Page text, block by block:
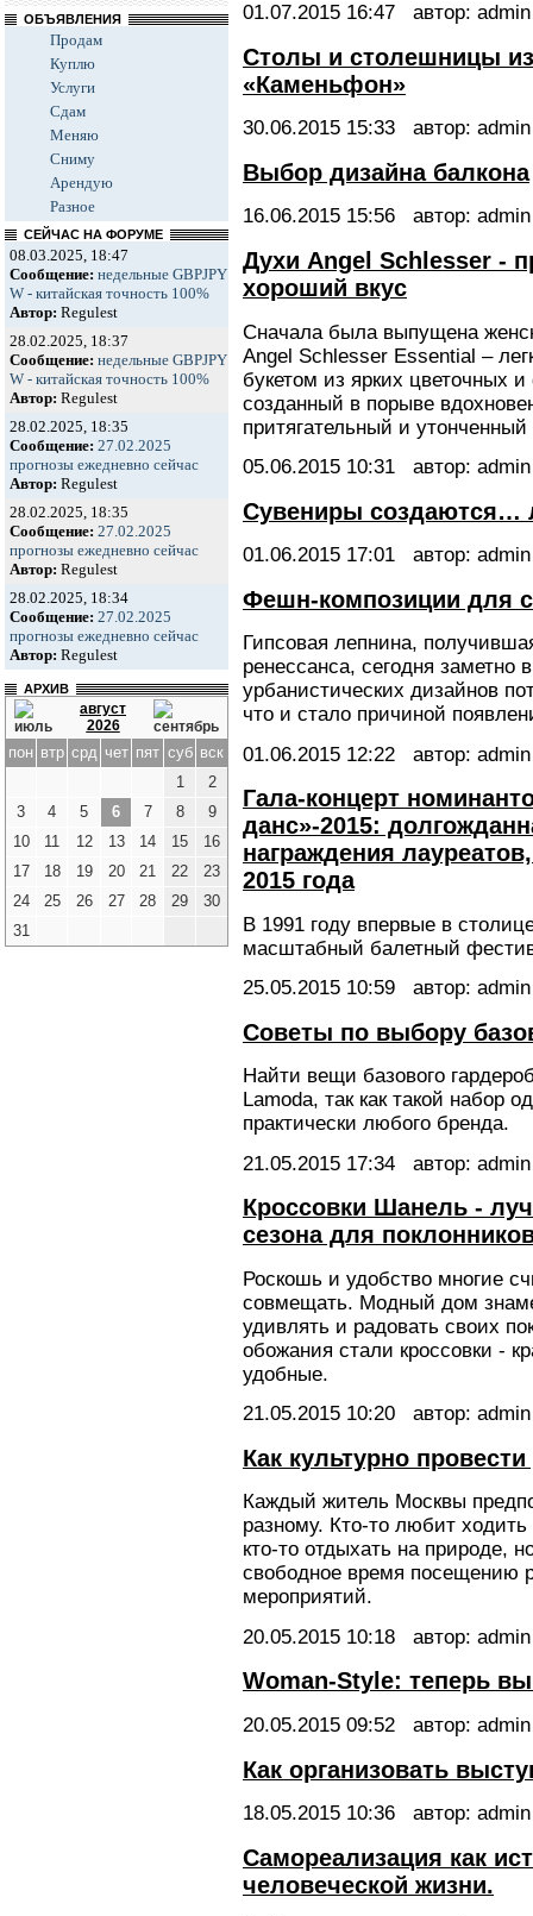
ОБЪЯВЛЕНИЯ
Продам
Куплю
Услуги
Сдам
Меняю
Сниму
Арендую
Разное
СЕЙЧАС НА ФОРУМЕ
08.03.2025, 18:47
Сообщение: недельные GBPJPY
W - китайская точность 100%
Автор: Regulest
28.02.2025, 18:37
Сообщение: недельные GBPJPY
W - китайская точность 100%
Автор: Regulest
28.02.2025, 18:35
Сообщение: 27.02.2025
прогнозы ежедневно сейчас
Автор: Regulest
28.02.2025, 18:35
Сообщение: 27.02.2025
прогнозы ежедневно сейчас
Автор: Regulest
28.02.2025, 18:34
Сообщение: 27.02.2025
прогнозы ежедневно сейчас
Автор: Regulest
АРХИВ
август
2026
пон втр срд чет пят суб вск
1
2
3
4 5 6 7 8
9
10
11 12 13 14 15
16
17
18 19 20 21 22
23
24
25 26 27 28 29
30
31
01.07.2015 16:47 автор: admin
Столы и столешницы из
«Каменьфон»
30.06.2015 15:33 автор: admin
Выбор дизайна балкона
16.06.2015 15:56 автор: admin
Духи Angel Schlesser -
хороший вкус
Сначала была выпущена
Angel Schlesser Essential –
букетом из ярких цветочных
созданный в порыве
притягательный и утонченный
05.06.2015 10:31 автор: admin
Сувениры создаются…
01.06.2015 17:01 автор: admin
Фешн-композиции для
Гипсовая лепнина,
ренессанса, сегодня
урбанистических дизайнов
что и стало причиной
01.06.2015 12:22 автор: admin
Гала-концерт
данс»-2015:
награждения
2015 года
В 1991 году впервые в
масштабный балетный
25.05.2015 10:59 автор: admin
Советы по выбору
Найти вещи базового
Lamoda, так как такой набор
практически любого бренда.
21.05.2015 17:34 автор: admin
Кроссовки Шанель -
сезона для
Роскошь и удобство многие
совмещать. Модный дом
удивлять и радовать своих
обожания стали кроссовки -
удобные.
21.05.2015 10:20 автор: admin
Как культурно провести
Каждый житель Москвы
разному. Кто-то любит
кто-то отдыхать на природе,
свободное время посещению
мероприятий.
20.05.2015 10:18 автор: admin
Woman-Style: теперь
20.05.2015 09:52 автор: admin
Как организовать
18.05.2015 10:36 автор: admin
Самореализация как
человеческой жизни.